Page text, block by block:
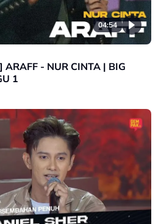
04:54
- NUR CINTA | BIG
1